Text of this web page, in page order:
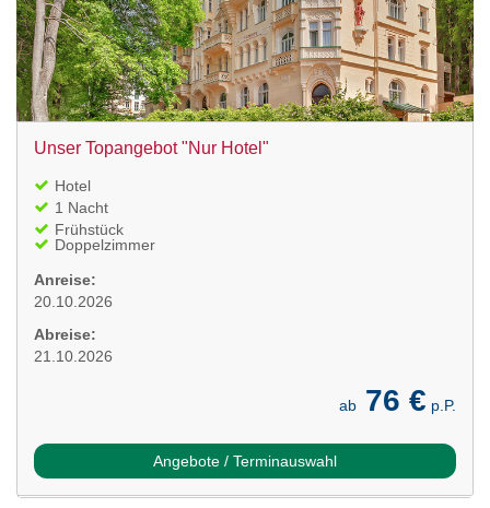
Unser Topangebot "Nur Hotel"
Hotel
1 Nacht
Frühstück
Doppelzimmer
Anreise:
20.10.2026
Abreise:
21.10.2026
ab 76 € p.P.
Angebote / Terminauswahl